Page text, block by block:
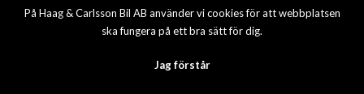
På Haag & Carlsson Bil AB använder vi cookies för att webbplatsen
ska fungera på ett bra sätt för dig.
Jag förstår